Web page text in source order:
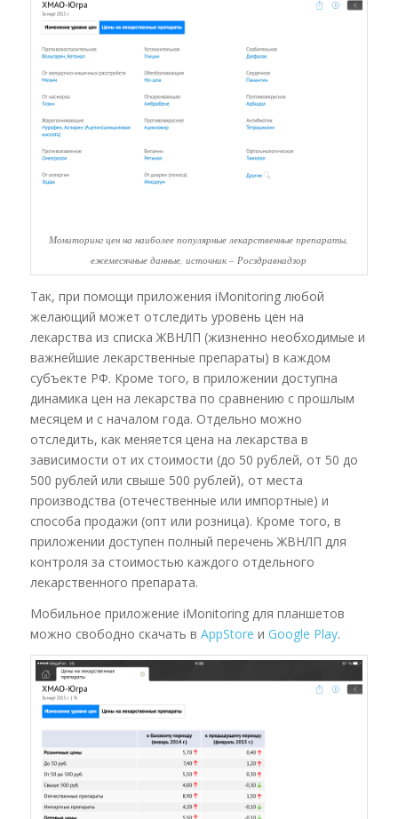
Мониторинг цен на наиболее популярные лекарственные препараты,
ежемесячные данные, источник – Росздравнадзор
Так, при помощи приложения iMonitoring любой
желающий может отследить уровень цен на
лекарства из списка ЖВНЛП (жизненно необходимые и
важнейшие лекарственные препараты) в каждом
субъекте РФ. Кроме того, в приложении доступна
динамика цен на лекарства по сравнению с прошлым
месяцем и с началом года. Отдельно можно
отследить, как меняется цена на лекарства в
зависимости от их стоимости (до 50 рублей, от 50 до
500 рублей или свыше 500 рублей), от места
производства (отечественные или импортные) и
способа продажи (опт или розница). Кроме того, в
приложении доступен полный перечень ЖВНЛП для
контроля за стоимостью каждого отдельного
лекарственного препарата.
Мобильное приложение iMonitoring для планшетов
можно свободно скачать в AppStore и Google Play.